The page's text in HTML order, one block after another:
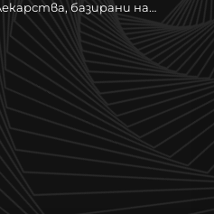
базирани на
висок качествено ниво и